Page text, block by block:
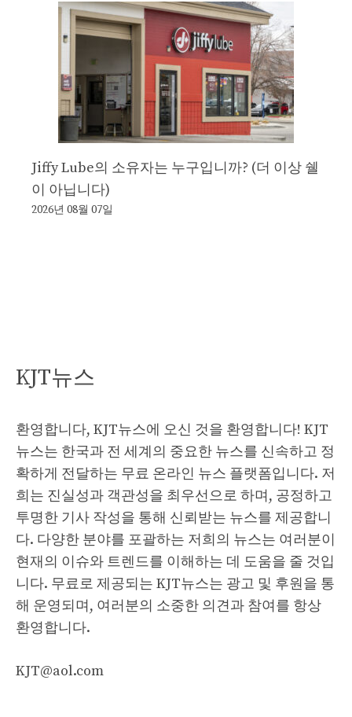
Jiffy Lube의 소유자는 누구입니까? (더 이상 쉘
이 아닙니다)
2026년 08월 07일
KJT뉴스
환영합니다, KJT뉴스에 오신 것을 환영합니다! KJT
뉴스는 한국과 전 세계의 중요한 뉴스를 신속하고 정
확하게 전달하는 무료 온라인 뉴스 플랫폼입니다. 저
희는 진실성과 객관성을 최우선으로 하며, 공정하고
투명한 기사 작성을 통해 신뢰받는 뉴스를 제공합니
다. 다양한 분야를 포괄하는 저희의 뉴스는 여러분이
현재의 이슈와 트렌드를 이해하는 데 도움을 줄 것입
니다. 무료로 제공되는 KJT뉴스는 광고 및 후원을 통
해 운영되며, 여러분의 소중한 의견과 참여를 항상
환영합니다.
KJT@aol.com